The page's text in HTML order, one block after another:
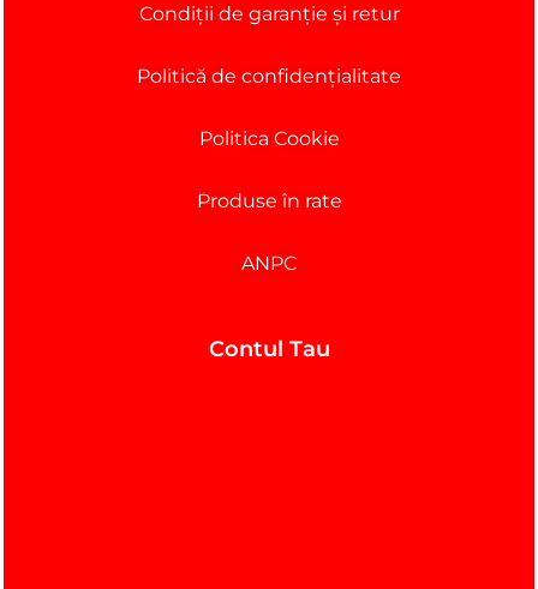
Condiții de garanție și retur
Politică de confidențialitate
Politica Cookie
Produse în rate
ANPC
Contul Tau